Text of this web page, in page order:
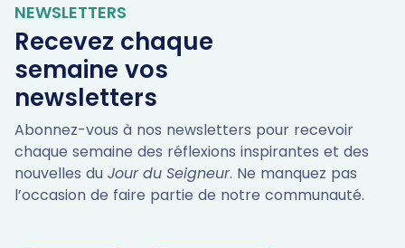
NEWSLETTERS
Recevez chaque
semaine vos
newsletters
Abonnez-vous à nos newsletters pour recevoir
chaque semaine des réflexions inspirantes et des
nouvelles du Jour du Seigneur. Ne manquez pas
l’occasion de faire partie de notre communauté.